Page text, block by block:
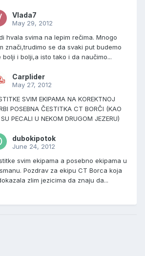
Vlada7
May 29, 2012
hvala svima na lepim rečima. Mnogo
znači,trudimo se da svaki put budemo
bolji i bolji,a isto tako i da naučimo...
Carplider
May 27, 2012
SVIM EKIPAMA NA KOREKTNOJ
POSEBNA ČESTITKA CT BORČI (KAO
PECALI U NEKOM DRUGOM JEZERU)
dubokipotok
June 24, 2012
svim ekipama a posebno ekipama u
Pozdrav za ekipu CT Borca koja
zlim jezicima da znaju da...